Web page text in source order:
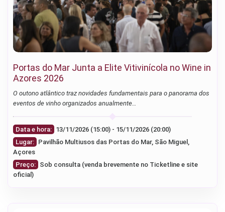
Portas do Mar Junta a Elite Vitivinícola no Wine in
Azores 2026
O outono atlântico traz novidades fundamentais para o panorama dos
eventos de vinho organizados anualmente…
Data e hora:
13/11/2026 (15:00) - 15/11/2026 (20:00)
Lugar: Pavilhão Multiusos das Portas do Mar, São Miguel,
Açores
Preço: Sob consulta (venda brevemente no Ticketline e site
oficial)